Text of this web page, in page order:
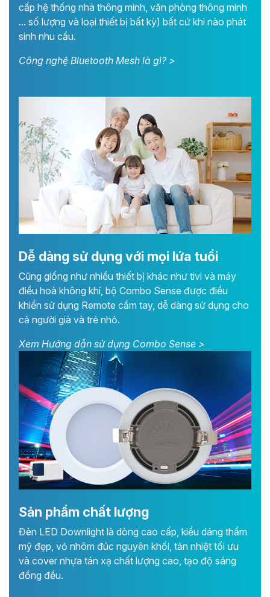
cấp hệ thống nhà thông minh, văn phòng thông minh
... số lượng và loại thiết bị bất kỳ) bất cứ khi nào phát
sinh nhu cầu.
Công nghệ Bluetooth Mesh là gì? >
Dễ dàng sử dụng với mọi lứa tuổi
Cũng giống như nhiều thiết bị khác như tivi và máy
điều hoà không khí, bộ Combo Sense được điều
khiển sử dụng Remote cầm tay, dễ dàng sử dụng cho
cả người già và trẻ nhỏ.
Xem Hướng dẫn sử dụng Combo Sense >
Sản phẩm chất lượng
Đèn LED Downlight là dòng cao cấp, kiểu dáng thẩm
mỹ đẹp, vỏ nhôm đúc nguyên khối, tản nhiệt tối ưu
và cover nhựa tán xạ chất lượng cao, tạo độ sáng
đồng đều.